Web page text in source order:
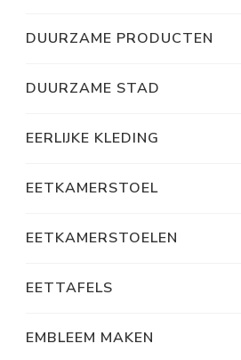
DUURZAME PRODUCTEN
DUURZAME STAD
EERLIJKE KLEDING
EETKAMERSTOEL
EETKAMERSTOELEN
EETTAFELS
EMBLEEM MAKEN